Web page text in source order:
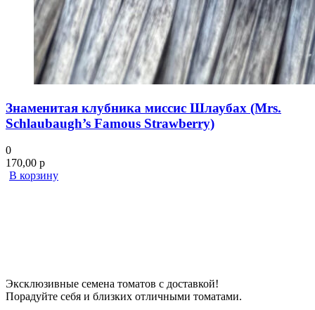
Знаменитая клубника миссис Шлаубах (Mrs.
Schlaubaugh’s Famous Strawberry)
0
170,00 р
В корзину
Эксклюзивные семена томатов с доставкой!
Порадуйте себя и близких отличными томатами.